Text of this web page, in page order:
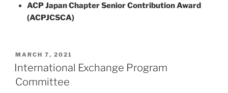
ACP Japan Chapter Senior Contribution Award
(ACPJCSCA)
POSTED
ON
MARCH 7, 2021
International Exchange Program
Committee